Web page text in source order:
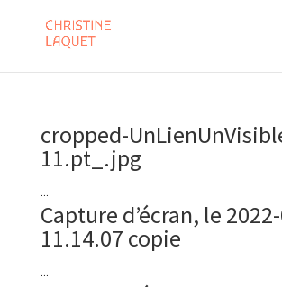
cropped-
11.pt_.jpg
...
Capture d’écran, le
11.14.07 copie
...